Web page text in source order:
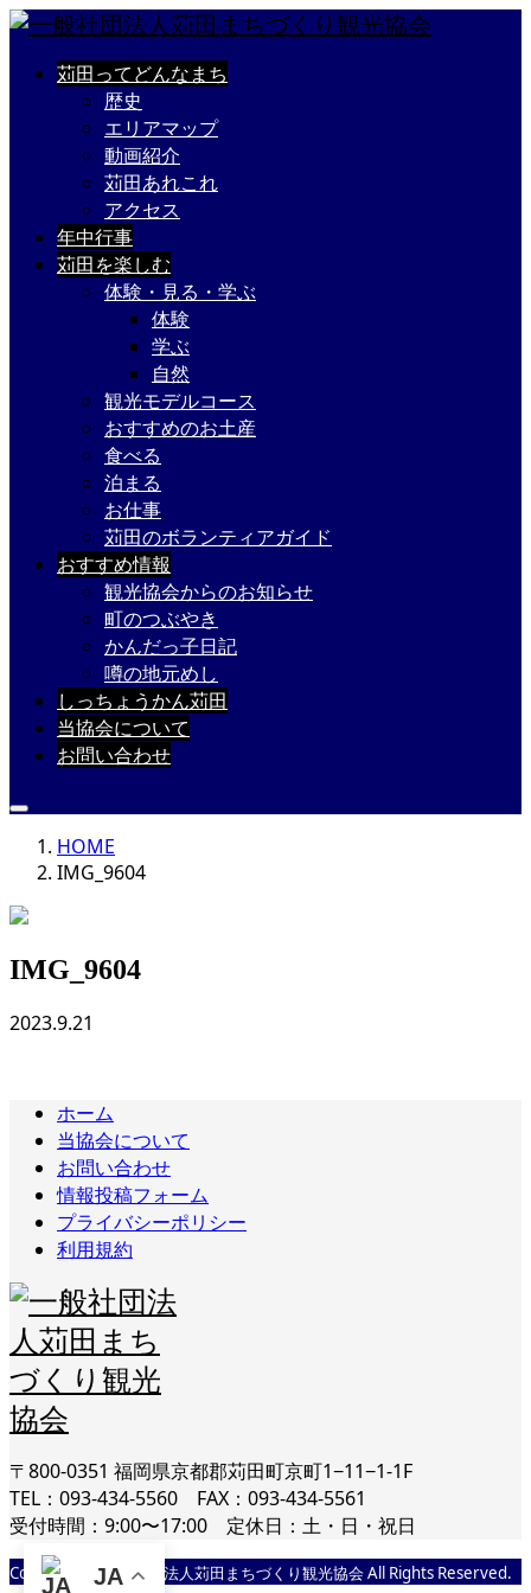
苅田ってどんなまち
歴史
エリアマップ
動画紹介
苅田あれこれ
アクセス
年中行事
苅田を楽しむ
体験・見る・学ぶ
体験
学ぶ
自然
観光モデルコース
おすすめのお土産
食べる
泊まる
お仕事
苅田のボランティアガイド
おすすめ情報
観光協会からのお知らせ
町のつぶやき
かんだっ子日記
噂の地元めし
しっちょうかん苅田
当協会について
お問い合わせ
HOME
IMG_9604
IMG_9604
2023.9.21
ホーム
当協会について
お問い合わせ
情報投稿フォーム
プライバシーポリシー
利用規約
〒800-0351 福岡県京都郡苅田町京町1−11−1-1F
TEL：093-434-5560 FAX：093-434-5561
受付時間：9:00〜17:00 定休日：土・日・祝日
Copyright © 一般社団法人苅田まちづくり観光協会 All Rights Reserved.
JA